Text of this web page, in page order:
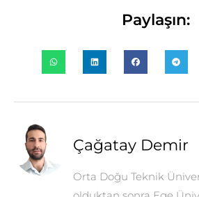
Paylaşın:
Çağatay Demir
Orta Doğu Teknik